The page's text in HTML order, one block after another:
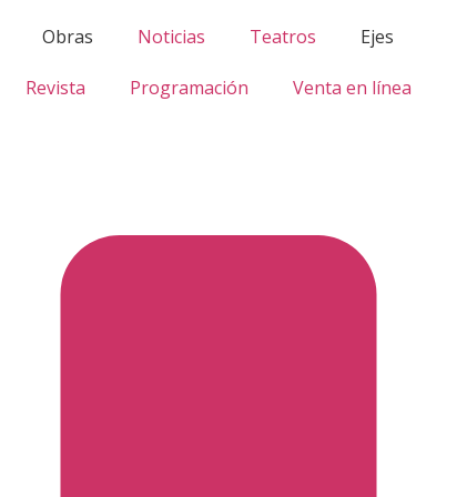
Obras Noticias Teatros Ejes
Revista Programación Venta en línea